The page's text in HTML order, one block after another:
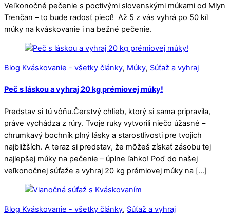
Veľkonočné pečenie s poctivými slovenskými múkami od Mlyn
Trenčan – to bude radosť piecť! Až 5 z vás vyhrá po 50 kíl
múky na kváskovanie i na bežné pečenie.
Blog Kváskovanie - všetky články, Múky, Súťaž a vyhraj
Peč s láskou a vyhraj 20 kg prémiovej múky!
Predstav si tú vôňu.Čerstvý chlieb, ktorý si sama pripravila,
práve vychádza z rúry. Tvoje ruky vytvorili niečo úžasné –
chrumkavý bochník plný lásky a starostlivosti pre tvojich
najbližších. A teraz si predstav, že môžeš získať zásobu tej
najlepšej múky na pečenie – úplne ľahko! Poď do našej
veľkonočnej súťaže a vyhraj 20 kg prémiovej múky na […]
Blog Kváskovanie - všetky články, Súťaž a vyhraj